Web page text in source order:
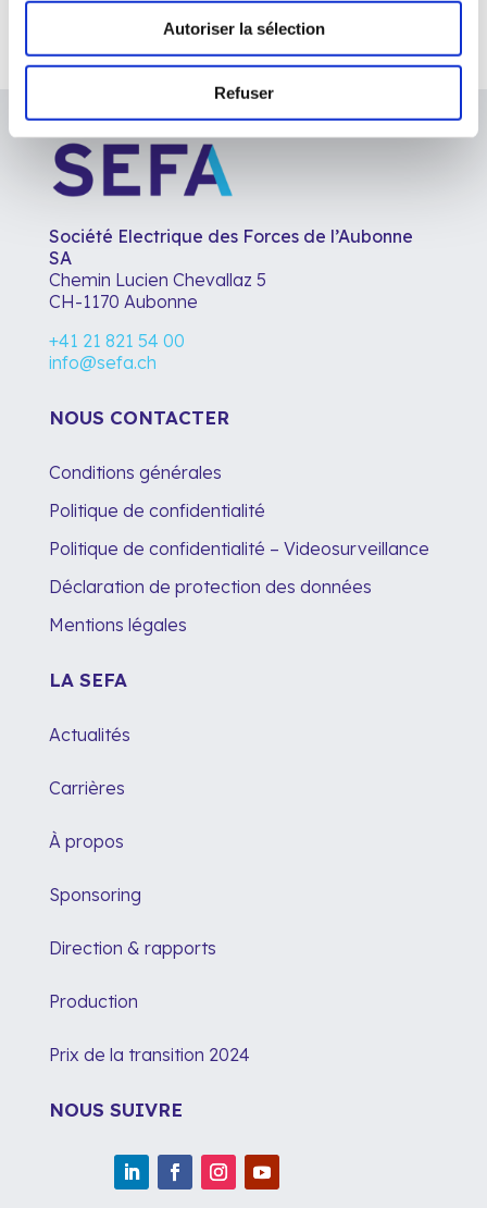
Autoriser la sélection
Refuser
Société Electrique des Forces de l’Aubonne
SA
Chemin Lucien Chevallaz 5
CH-1170 Aubonne
+41 21 821 54 00
info@sefa.ch
NOUS CONTACTER
Conditions générales
Politique de confidentialité
Politique de confidentialité – Videosurveillance
Déclaration de protection des données
Mentions légales
LA SEFA
Actualités
Carrières
À propos
Sponsoring
Direction & rapports
Production
Prix de la transition 2024
NOUS SUIVRE